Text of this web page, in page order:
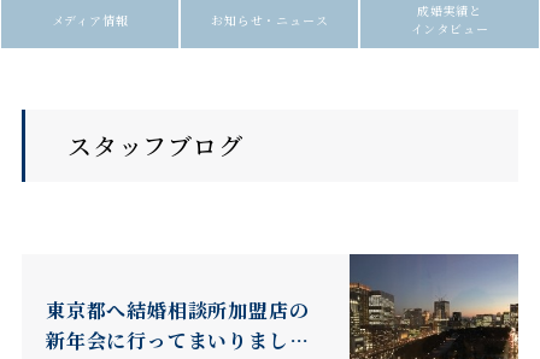
メディア情報 お知らせ・ニュース
成婚実績と
インタビュー
スタッフブログ
東京都へ結婚相談所加盟店の
新年会に行ってまいりまし